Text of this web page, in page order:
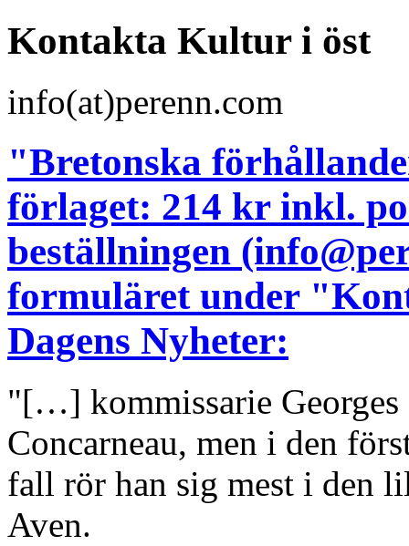
Kontakta Kultur i öst
info(at)perenn.com
"Bretonska
förlaget: 214 kr inkl.
beställningen
formuläret under
Dagens Nyheter:
"[…] kommissarie Georges
Concarneau, men i den
fall rör han sig mest i den
Aven.